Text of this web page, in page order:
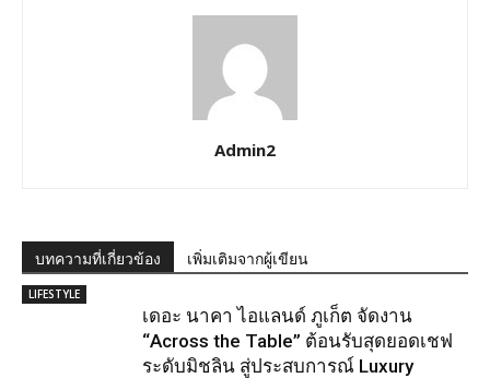
Admin2
บทความที่เกี่ยวข้อง เพิ่มเติมจากผู้เขียน
LIFESTYLE
เดอะ นาคา ไอแลนด์ ภูเก็ต จัดงาน
“Across the Table” ต้อนรับสุดยอดเชฟ
ระดับมิชลิน สู่ประสบการณ์ Luxury